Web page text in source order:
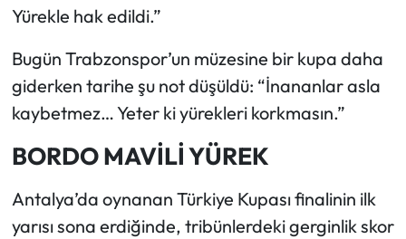
Yürekle hak edildi.”
Bugün Trabzonspor’un müzesine bir kupa daha
giderken tarihe şu not düşüldü: “İnananlar asla
kaybetmez… Yeter ki yürekleri korkmasın.”
BORDO MAVİLİ YÜREK
Antalya’da oynanan Türkiye Kupası finalinin ilk
yarısı sona erdiğinde, tribünlerdeki gerginlik skor